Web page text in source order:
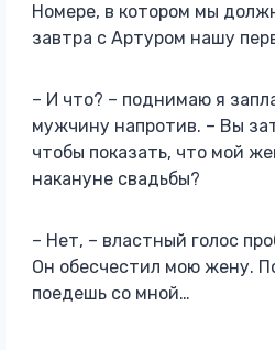
Номере, в котором мы
завтра с Артуром нашу
– И что? – поднимаю я
мужчину напротив. – Вы
чтобы показать, что мой
накануне свадьбы?
– Нет, – властный голос
Он обесчестил мою жену.
поедешь со мной…